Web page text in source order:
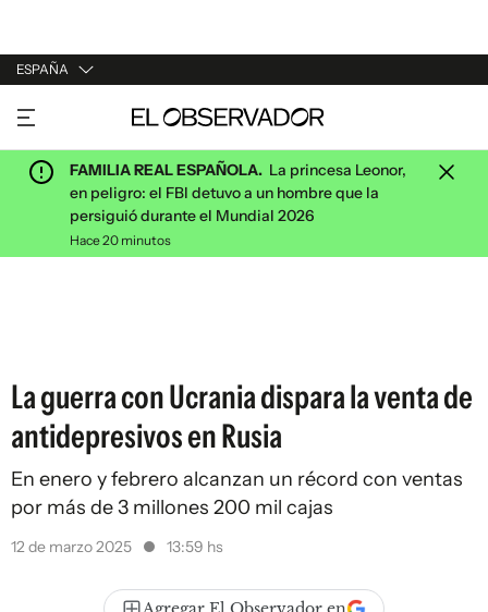
ESPAÑA
URUGUAY
ARGENTINA
ESPAÑA
ESTADOS UNIDOS
FAMILIA REAL ESPAÑOLA. La princesa Leonor,
en peligro: el FBI detuvo a un hombre que la
persiguió durante el Mundial 2026
Hace 20 minutos
La guerra con Ucrania dispara la venta de
antidepresivos en Rusia
En enero y febrero alcanzan un récord con ventas
por más de 3 millones 200 mil cajas
12 de marzo 2025 13:59 hs